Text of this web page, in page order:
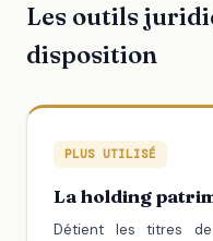
Les outils
disposition
PLUS UTILISÉ
La holding
Détient les titres